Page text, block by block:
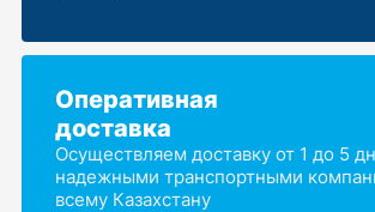
Оперативная
доставка
Осуществляем доставку от 1 до 5
надежными транспортными
всему Казахстану